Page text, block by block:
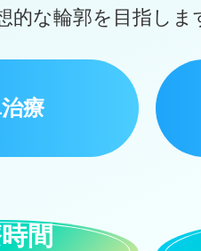
的な輪郭を目指しま
療
間